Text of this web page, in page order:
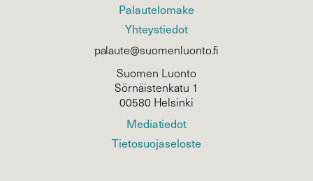
Palautelomake
Yhteystiedot
palaute@suomenluonto.fi
Suomen Luonto
Sörnäistenkatu 1
00580 Helsinki
Mediatiedot
Tietosuojaseloste